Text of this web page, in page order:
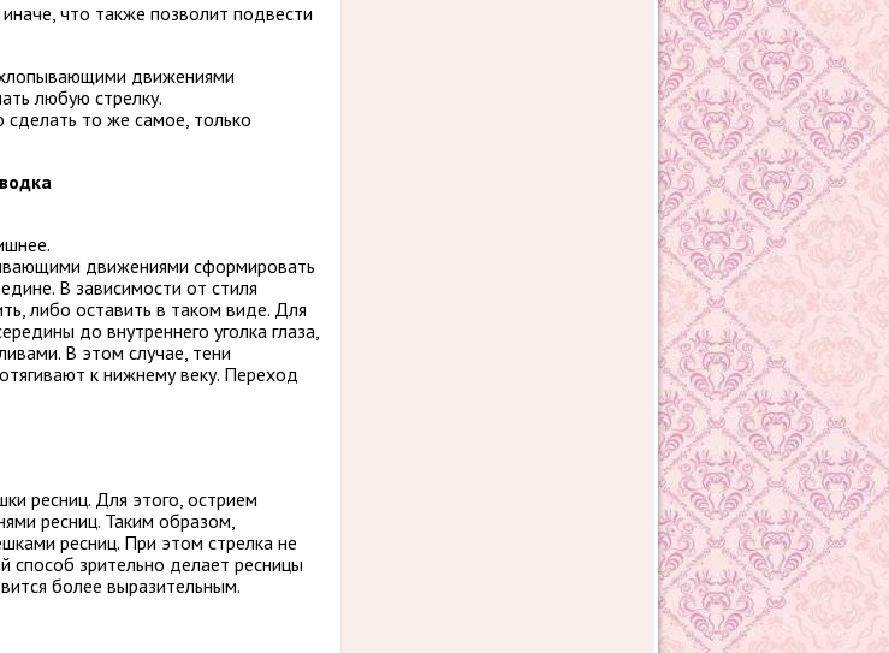
что также позволит подвести
движениями
любую стрелку.
сделать то же самое, только
движениями сформировать
В зависимости от стиля
либо оставить в таком виде. Для
до внутреннего уголка глаза,
В этом случае, тени
к нижнему веку. Переход
ресниц. Для этого, острием
ресниц. Таким образом,
ресниц. При этом стрелка не
способ зрительно делает ресницы
более выразительным.